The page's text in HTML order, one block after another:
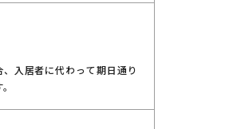
入居者に代わって期日通り